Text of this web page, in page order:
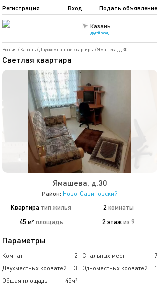
Казань
другой город
Подать объявление
Регистрация Вход
Россия / Казань/ Двухкомнатные квартиры /Ямашева, д.30
Светлая квартира
Ямашева, д.30
Район: Ново-Савиновский
Квартира тип жилья 2 комнаты
45 м² площадь 2 этажиз 9
Параметры
Комнат 2 Спальных мест
7
Двухместных кроватей
3 Одноместных кроватей
1
Общая площадь
45м²